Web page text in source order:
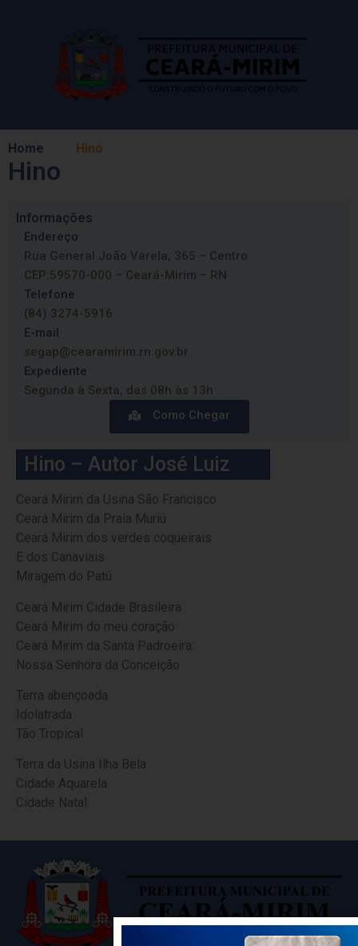
Home Hino
Hino
Informações
Endereço
Rua General João Varela, 365 – Centro
CEP:59570-000 – Ceará-Mirim – RN
Telefone
(84) 3274-5916
E-mail
segap@cearamirim.rn.gov.br
Expediente
Segunda à Sexta, das 08h às 13h
Como Chegar
Hino – Autor José Luiz
Ceará Mirim da Usina São Francisco
Ceará Mirim da Praia Muriú
Ceará Mirim dos verdes coqueirais
E dos Canaviais
Miragem do Patú
Ceará Mirim Cidade Brasileira
Ceará Mirim do meu coração
Ceará Mirim da Santa Padroeira:
Nossa Senhora da Conceição
Terra abençoada
Idolatrada
Tão Tropical
Terra da Usina Ilha Bela
Cidade Aquarela
Cidade Natal